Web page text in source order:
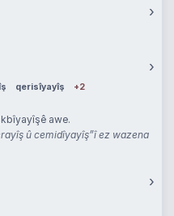
›
›
qerisîyayîş +2
awe.
û cemidîyayîş”î ez wazena
›